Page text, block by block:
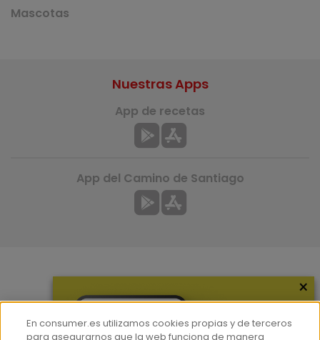
Mascotas
Hemeroteca
Nuestras Apps
App de recetas
App del Camino de Santiago
×
En consumer.es utilizamos cookies propias y de terceros
para asegurarnos que la web funciona de manera